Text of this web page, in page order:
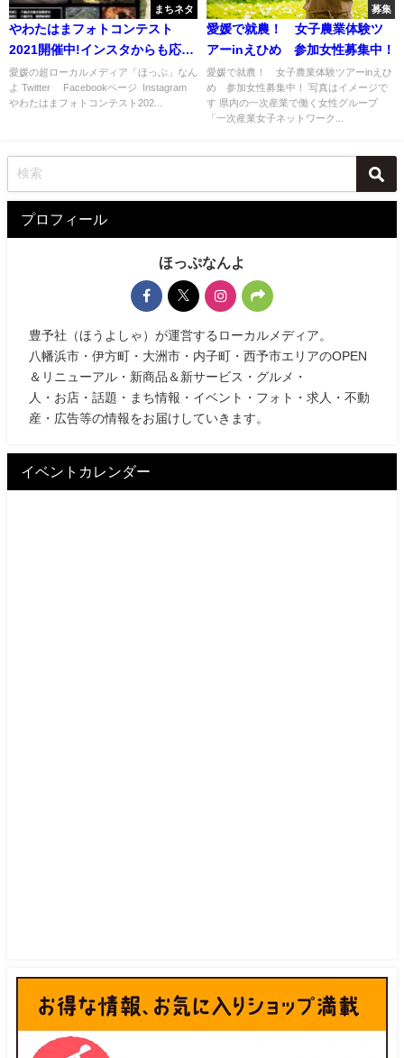
まちネタ
やわたはまフォトコンテスト
2021開催中!インスタからも応募
可能
愛媛の超ローカルメディア「ほっぷ」なん
よ Twitter Facebookページ Instagram
やわたはまフォトコンテスト202...
募集
愛媛で就農！ 女子農業体験ツ
アーinえひめ 参加女性募集中！
愛媛で就農！ 女子農業体験ツアーinえひ
め 参加女性募集中！ 写真はイメージで
す 県内の一次産業で働く女性グループ
「一次産業女子ネットワーク...
プロフィール
ほっぷなんよ
豊予社（ほうよしゃ）が運営するローカルメディア。
八幡浜市・伊方町・大洲市・内子町・西予市エリアのOPEN
＆リニューアル・新商品＆新サービス・グルメ・
人・お店・話題・まち情報・イベント・フォト・求人・不動
産・広告等の情報をお届けしていきます。
イベントカレンダー